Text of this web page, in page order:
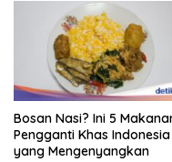
Bosan Nasi? Ini 5
Pengganti Khas Indonesia
yang Mengenyangkan